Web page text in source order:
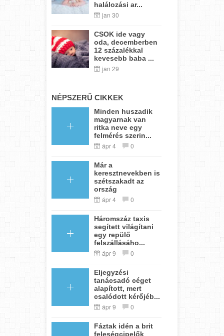
halálozási ar...
jan 30
CSOK ide vagy
oda, decemberben
12 százalékkal
kevesebb baba ...
jan 29
NÉPSZERŰ CIKKEK
Minden huszadik
magyarnak van
ritka neve egy
felmérés szerin...
ápr 4 0
Már a
keresztnevekben is
szétszakadt az
ország
ápr 4 0
Háromszáz taxis
segített világítani
egy repülő
felszállásáho...
ápr 9 0
Eljegyzési
tanácsadó céget
alapított, mert
csalódott kérőjéb...
ápr 9 0
Fáztak idén a brit
feleségcipelők